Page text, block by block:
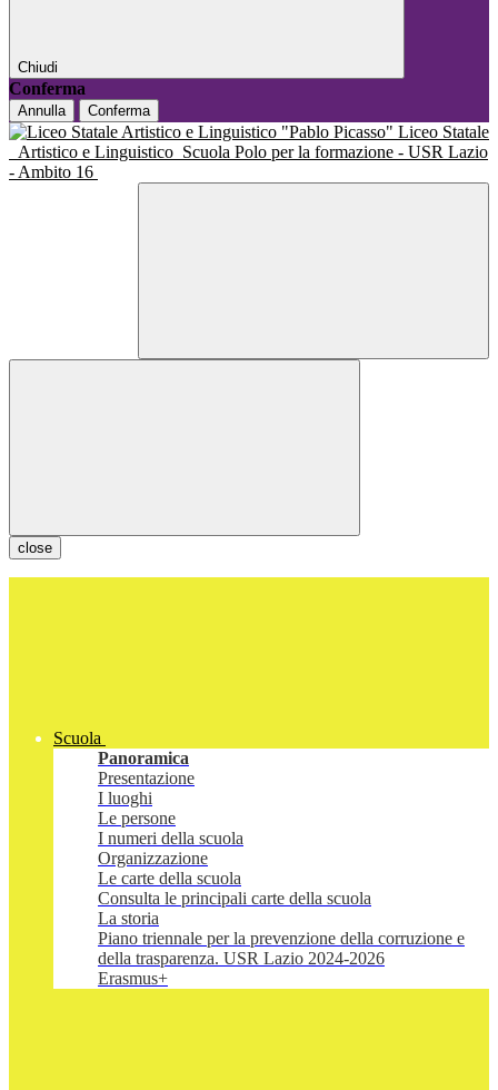
Chiudi
Conferma
Annulla Conferma
Liceo Statale
Artistico e Linguistico Scuola Polo per la formazione - USR Lazio
- Ambito 16
close
Scuola
Panoramica
Presentazione
I luoghi
Le persone
I numeri della scuola
Organizzazione
Le carte della scuola
Consulta le principali carte della scuola
La storia
Piano triennale per la prevenzione della corruzione e
della trasparenza. USR Lazio 2024-2026
Erasmus+